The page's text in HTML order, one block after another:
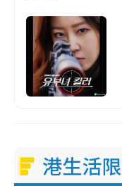
港生活